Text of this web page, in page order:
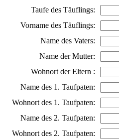
Taufe des Täuflings:
Vorname des Täuflings:
Name des Vaters:
Name der Mutter:
Wohnort der Eltern :
Name des 1. Taufpaten:
Wohnort des 1. Taufpaten:
Name des 2. Taufpaten:
Wohnort des 2. Taufpaten: